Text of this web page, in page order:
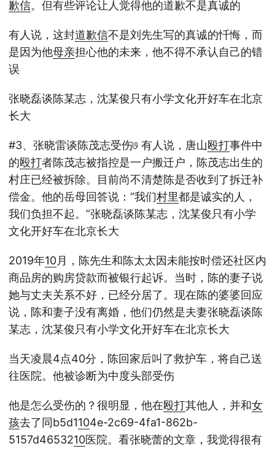
歉信。但有些评论让人觉得他的道歉不是真诚的
有人说，这封道歉信不是刘先生写的真诚的忏悔，而
是因为他母亲担心他的未来，他不得不承认自己的错
误
张晓磊谈陈某志，沈某俊只有小学文化开好车在北京
长大
#3、张晓雷谈陈茂志受伤𞓜 有人说，唐山殴打事件中
的殴打者陈茂志被指控是一户搬迁户，陈茂志出生的
村庄已经被拆除。目前尚不清楚陈是否收到了拆迁补
偿金。他的岳母回答说：“我们村里都是诚实的人，
我们负担不起。”张晓磊谈陈某志，沈某俊只有小学
文化开好车在北京长大
2019年10月，陈先生和陈太太因未能按时偿还社区内
商品房的购房贷款而被银行起诉。当时，陈的妻子说
她与丈夫关系不好，已经分居了。现在陈的婆婆回应
说，陈和妻子没有离婚，他们仍然是夫妻张晓磊谈陈
某志，沈某俊只有小学文化开好车在北京长大
当天凌晨4点40分，陈回家后叫了救护车，将自己送
往医院。他被诊断为中度头部受伤
他是怎么受伤的？很明显，他在殴打其他人，并和女
孩去了同b5d1104e-2c69-4fa1-862b-
5157d4653210医院。看张晓蕾的文章，我觉得很有